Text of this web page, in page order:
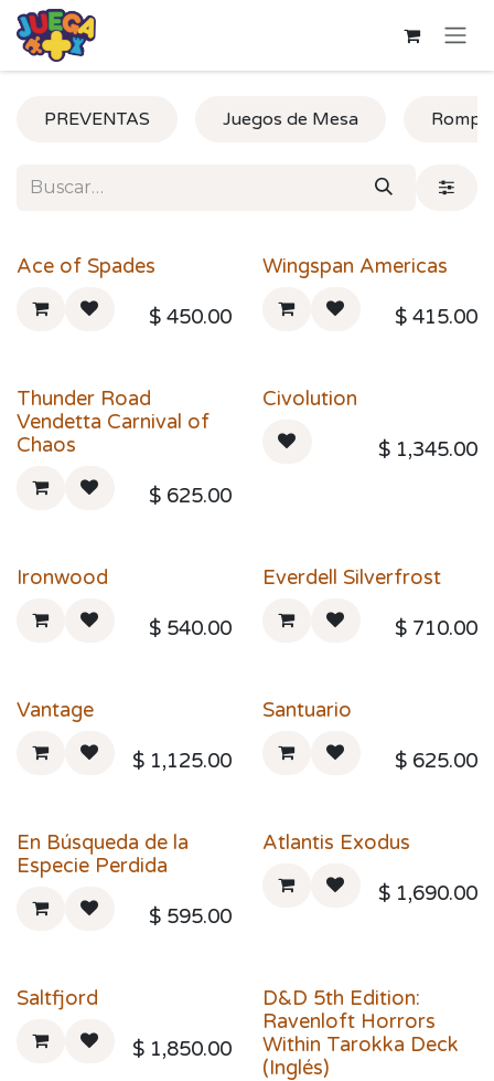
Ir al contenido
PREVENTAS Juegos de Mesa
Ace of Spades
$ 450.00
Wingspan Americas
$ 415.00
Thunder Road
Vendetta Carnival of
Chaos
$ 625.00
Civolution
$ 1,345.00
Ironwood
$ 540.00
Everdell Silverfrost
$ 710.00
Vantage
$ 1,125.00
Santuario
$ 625.00
En Búsqueda de la
Especie Perdida
$ 595.00
Atlantis Exodus
$ 1,690.00
Saltfjord
$ 1,850.00
D&D 5th Edition:
Ravenloft Horrors
Within Tarokka Deck
(Inglés)